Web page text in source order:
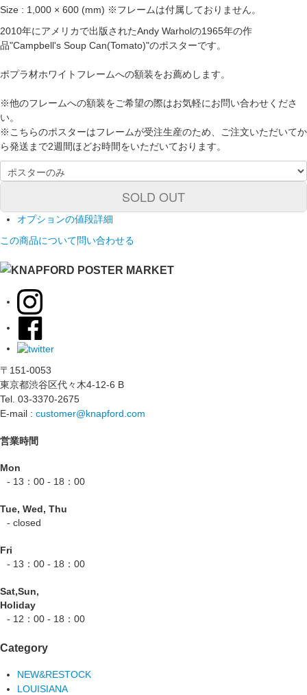
Size : 1,000 × 600 (mm) ※フレームは付属しておりません。
2010年にアメリカで出版されたAndy Warholの1965年の作
品"Campbell's Soup Can(Tomato)"のポスターです。
ポプラ材ホワイトフレームへの額装をお薦めします。
※他のフレームへの額装をご希望の際はお気軽にお問い合わせくださ
い。
※こちらのポスターはフレームが受注生産のため、ご注文いただいてか
ら発送まで2週間ほどお時間をいただいております。
SOLD OUT
オプションの値段詳細
この商品について問い合わせる
〒151-0053
東京都渋谷区代々木4-12-6 B
Tel. 03-3370-2675
E-mail : customer@knapford.com
営業時間
Mon
- 13：00 - 18：00
Tue, Wed, Thu
- closed
Fri
- 13：00 - 18：00
Sat,Sun,
Holiday
- 12：00 - 18：00
Category
NEW&RESTOCK
LOUISIANA